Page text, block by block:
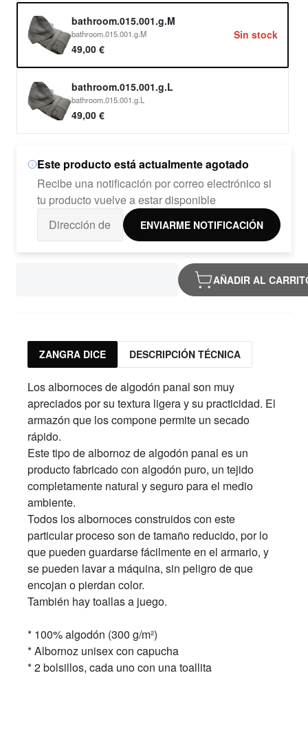
bathroom.015.001.g.M
bathroom.015.001.g.M
49,00 €
Sin stock
bathroom.015.001.g.L
bathroom.015.001.g.L
49,00 €
Este producto está actualmente agotado
Recibe una notificación por correo electrónico si
tu producto vuelve a estar disponible
ENVIARME NOTIFICACIÓN
AÑADIR AL
ZANGRA DICE DESCRIPCIÓN TÉCNICA
Los albornoces de algodón panal son muy
apreciados por su textura ligera y su practicidad. El
armazón que los compone permite un secado
rápido.
Este tipo de albornoz de algodón panal es un
producto fabricado con algodón puro, un tejido
completamente natural y seguro para el medio
ambiente.
Todos los albornoces construidos con este
particular proceso son de tamaño reducido, por lo
que pueden guardarse fácilmente en el armario, y
se pueden lavar a máquina, sin peligro de que
encojan o pierdan color.
También hay toallas a juego.
* 100% algodón (300 g/m²)
* Albornoz unisex con capucha
* 2 bolsillos, cada uno con una toallita